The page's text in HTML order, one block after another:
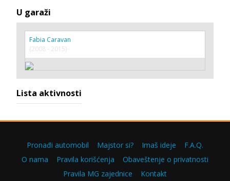
U garaži
Fabia Caravan
(2008 - 2015)
Lista aktivnosti
Pronađi automobil Majstor si? Imaš ideje
F.A.Q.
O nama
Pravila korišćenja
Obaveštenje o privatnosti
Pravila MG zajednice
Kontakt